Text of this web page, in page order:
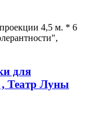
4,5 м. * 6
для
Театр Луны